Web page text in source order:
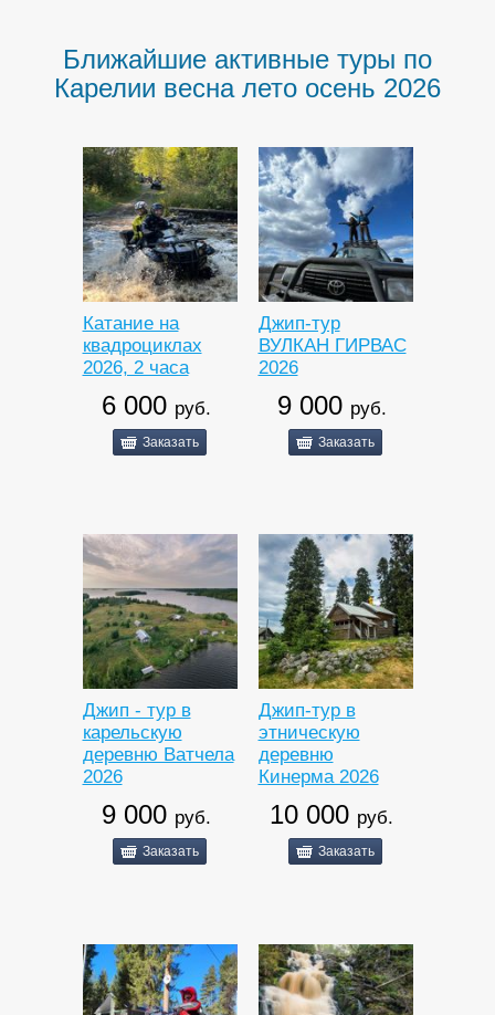
Ближайшие активные туры по
Карелии весна лето осень 2026
Катание на
квадроциклах
2026, 2 часа
6 000 руб.
Заказать
Джип-тур
ВУЛКАН ГИРВАС
2026
9 000 руб.
Заказать
Джип - тур в
карельскую
деревню Ватчела
2026
9 000 руб.
Заказать
Джип-тур в
этническую
деревню
Кинерма 2026
10 000 руб.
Заказать